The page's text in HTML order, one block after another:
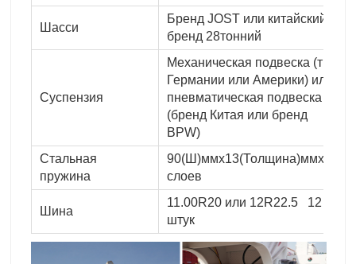
Шасси
Бренд JOST или китайский
бренд 28тонний
Суспензия
Механическая подвеска (тип
Германии или Америки) или
пневматическая подвеска
(бренд Китая или бренд
BPW)
Стальная
пружина
90(Ш)ммx13(Толщина)ммx10
слоев
Шина
11.00R20 или 12R22.5 12
штук